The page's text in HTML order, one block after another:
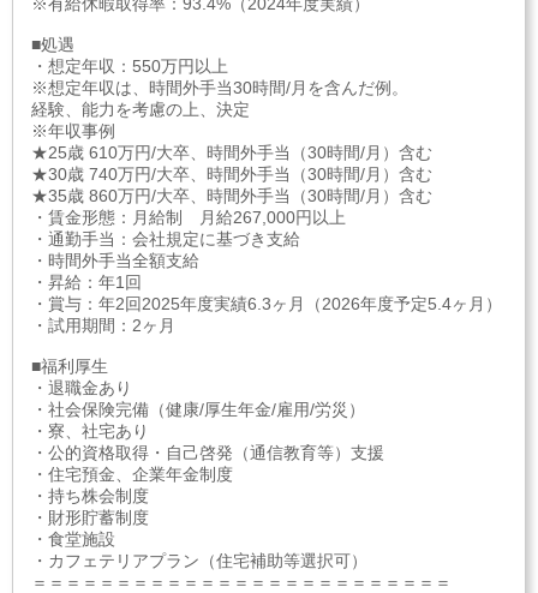
■処遇
・想定年収：550万円以上
※想定年収は、時間外手当30時間/月を含んだ例。
経験、能力を考慮の上、決定
※年収事例
★25歳 610万円/大卒、時間外手当（30時間/月）含む
★30歳 740万円/大卒、時間外手当（30時間/月）含む
★35歳 860万円/大卒、時間外手当（30時間/月）含む
・賃金形態：月給制 月給267,000円以上
・通勤手当：会社規定に基づき支給
・時間外手当全額支給
・昇給：年1回
・賞与：年2回2025年度実績6.3ヶ月（2026年度予定5.4ヶ月）
・試用期間：2ヶ月
■福利厚生
・退職金あり
・社会保険完備（健康/厚生年金/雇用/労災）
・寮、社宅あり
・公的資格取得・自己啓発（通信教育等）支援
・住宅預金、企業年金制度
・持ち株会制度
・財形貯蓄制度
・食堂施設
・カフェテリアプラン（住宅補助等選択可）
＝＝＝＝＝＝＝＝＝＝＝＝＝＝＝＝＝＝＝＝＝＝＝＝＝